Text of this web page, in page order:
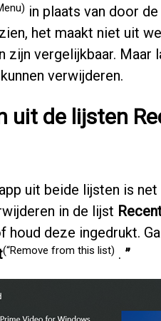
in plaats van door
het maakt niet uit
zijn vergelijkbaar.
verwijderen.
uit de lijsten
uit beide lijsten is
in de lijst
deze ingedrukt.
(“Remove from this list) . ”